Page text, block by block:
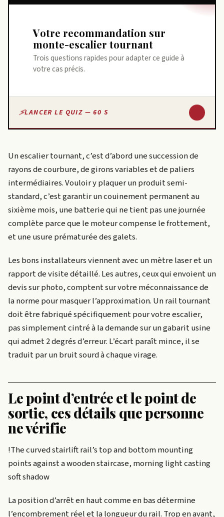
Votre recommandation sur
monte-escalier tournant
Trois questions rapides pour adapter ce guide à
votre cas précis.
LANCER LE QUIZ — 60 S
Un escalier tournant, c’est d’abord une succession de
rayons de courbure, de girons variables et de paliers
intermédiaires. Vouloir y plaquer un produit semi-
standard, c’est garantir un couinement permanent au
sixième mois, une batterie qui ne tient pas une journée
complète parce que le moteur compense le frottement,
et une usure prématurée des galets.
Les bons installateurs viennent avec un mètre laser et un
rapport de visite détaillé. Les autres, ceux qui envoient un
devis sur photo, comptent sur votre méconnaissance de
la norme pour masquer l’approximation. Un rail tournant
doit être fabriqué spécifiquement pour votre escalier,
pas simplement cintré à la demande sur un gabarit usine
qui admet 2 degrés d’erreur. L’écart paraît mince, il se
traduit par un bruit sourd à chaque virage.
Le point d’entrée et le point de
sortie, ces détails que personne
ne vérifie
!The curved stairlift rail’s top and bottom mounting
points against a wooden staircase, morning light casting
soft shadow
La position d’arrêt en haut comme en bas détermine
l’encombrement réel et la longueur du rail. Trop en avant,